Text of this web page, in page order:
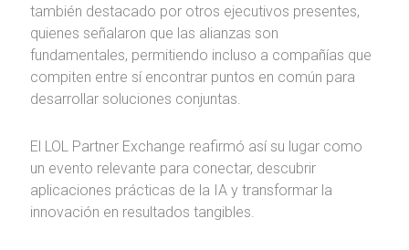
también destacado por otros ejecutivos presentes,
quienes señalaron que las alianzas son
fundamentales, permitiendo incluso a compañías que
compiten entre sí encontrar puntos en común para
desarrollar soluciones conjuntas.
El LOL Partner Exchange reafirmó así su lugar como
un evento relevante para conectar, descubrir
aplicaciones prácticas de la IA y transformar la
innovación en resultados tangibles.